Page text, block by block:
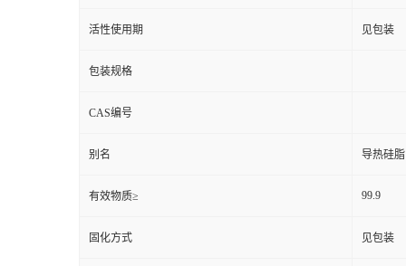
活性使用期 见包装
包装规格
CAS编号
别名 导热硅脂
有效物质≥ 99.9
固化方式 见包装